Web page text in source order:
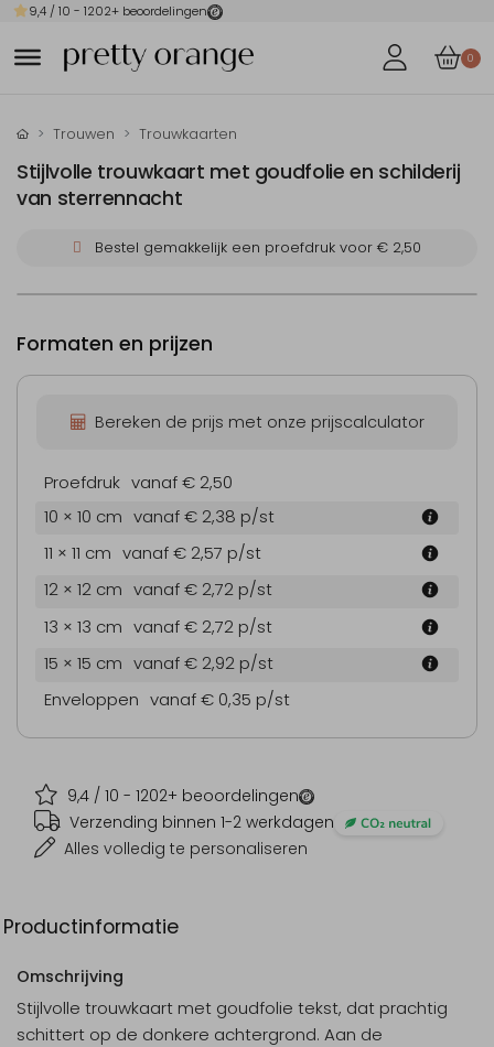
9,4 / 10 - 1202+ beoordelingen
0
Trouwen Trouwkaarten
Stijlvolle trouwkaart met goudfolie en schilderij
van sterrennacht
Bestel gemakkelijk een proefdruk voor € 2,50
9,4 / 10 - 1202+ beoordelingen
Verzending binnen 1-2 werkdagen
Alles volledig te personaliseren
Formaten en prijzen
Bereken de prijs met onze prijscalculator
Proefdruk vanaf € 2,50
10 × 10 cm vanaf € 2,38 p/st
11 × 11 cm vanaf € 2,57 p/st
12 × 12 cm vanaf € 2,72 p/st
13 × 13 cm vanaf € 2,72 p/st
15 × 15 cm vanaf € 2,92 p/st
Enveloppen vanaf € 0,35 p/st
Productinformatie
Omschrijving
Stijlvolle trouwkaart met goudfolie tekst, dat prachtig
schittert op de donkere achtergrond. Aan de